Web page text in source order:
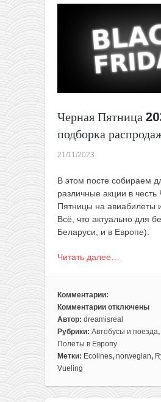
Черная Пятница
подборка
21/11/2023
В этом посте собираем
различные акции в честь
Пятницы на авиабилеты
Всё, что актуально для
Беларуси, и в Европе).
Читать далее…
Комментарии:
Комментарии
к
записи
Черная
Пятница
2023
подборка
отключены
Автор: dreamisreal
Рубрики: Автобусы и поезда,
Полеты в Европу
Метки: Ecolines, norwegian,
Vueling